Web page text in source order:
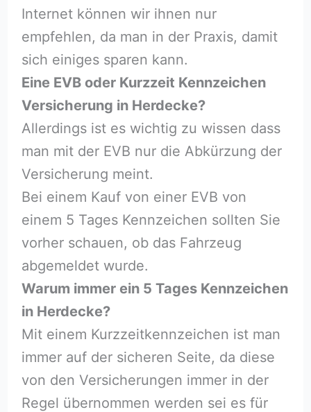
Internet können wir ihnen nur
empfehlen, da man in der Praxis, damit
sich einiges sparen kann.
Eine EVB oder Kurzzeit Kennzeichen
Versicherung in Herdecke?
Allerdings ist es wichtig zu wissen dass
man mit der EVB nur die Abkürzung der
Versicherung meint.
Bei einem Kauf von einer EVB von
einem 5 Tages Kennzeichen sollten Sie
vorher schauen, ob das Fahrzeug
abgemeldet wurde.
Warum immer ein 5 Tages Kennzeichen
in Herdecke?
Mit einem Kurzzeitkennzeichen ist man
immer auf der sicheren Seite, da diese
von den Versicherungen immer in der
Regel übernommen werden sei es für